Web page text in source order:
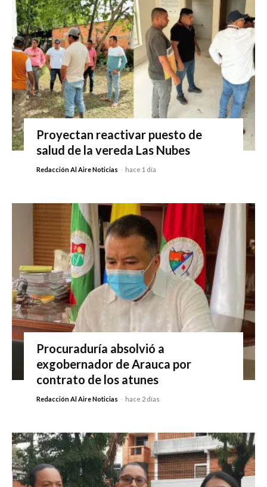
Proyectan reactivar puesto de
salud de la vereda Las Nubes
Redacción Al Aire Noticias - hace 1 día
Procuraduría absolvió a
exgobernador de Arauca por
contrato de los atunes
Redacción Al Aire Noticias - hace 2 días